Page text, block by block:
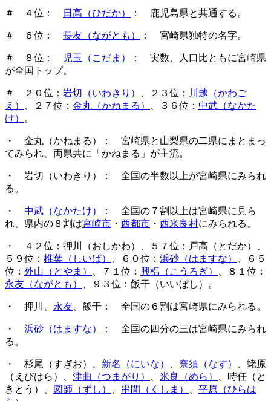
＃ ４位： 日高（ひだか） ： 鹿児島県と共通する。
＃ ６位： 長友（ながとも） ： 宮崎県独特の名字。
＃ ８位： 児玉（こだま）
： 実数、人口比ともに宮崎県
が全国トップ。
＃ ２０位： 岩切（いわきり） 、２３位： 川越（かわご
え）
、２７位： 金丸（かねまる） 、３６位： 中武（なかた
け）
。
・ 金丸（かねまる）： 宮崎県と山梨県の二県にまとまっ
てみられ、両県共に「かねまる」が主流。
・ 岩切（いわきり）： 全国の半数以上が宮崎県にみられ
る。
・ 中武（なかたけ）
： 全国の７割以上は宮崎県に見ら
れ、県内の８割は宮崎市 ・ 西都市 ・ 西米良村にみられる。
・ ４２位：押川（おしかわ）、５７位：戸高（とだか）、
５９位： 椎葉（しいば） 、６０位： 浜砂（はますな）
、６５
位： 外山（とやま） 、７１位： 興梠（こうろぎ）
、８１位：
永友（ながとも）
、９３位：飯干（いいぼし）。
・ 押川、 永友 、飯干： 全国の６割は宮崎県にみられる。
・ 浜砂（はますな）
： 全国の四分の三は宮崎県にみられ
る。
・ 杉尾（すぎお）、 新名（にいな） 奈須（なす）
、蛯原
（えびはら）、 津曲（つまがり） 米良（めら）
、時任（と
きとう）、
図師（ずし） 串間（くしま）
平原（ひらは